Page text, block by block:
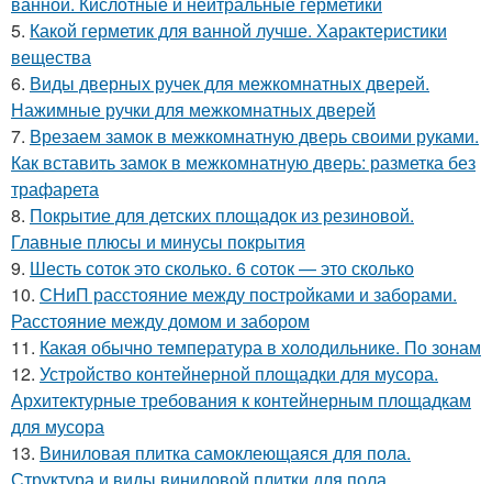
5. Какой герметик для ванной лучше. Характеристики
вещества
6. Виды дверных ручек для межкомнатных дверей.
Нажимные ручки для межкомнатных дверей
7. Врезаем замок в межкомнатную дверь своими руками.
Как вставить замок в межкомнатную дверь: разметка без
трафарета
8. Покрытие для детских площадок из резиновой.
Главные плюсы и минусы покрытия
9. Шесть соток это сколько. 6 соток — это сколько
10. СНиП расстояние между постройками и заборами.
Расстояние между домом и забором
11. Какая обычно температура в холодильнике. По зонам
12. Устройство контейнерной площадки для мусора.
Архитектурные требования к контейнерным площадкам
для мусора
13. Виниловая плитка самоклеющаяся для пола.